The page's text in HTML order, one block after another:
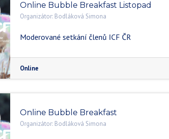
Online Bubble Breakfast Listopad
Organizátor: Bodláková Simona
Moderované setkání členů ICF ČR
Online
Online Bubble Breakfast
Organizátor: Bodláková Simona